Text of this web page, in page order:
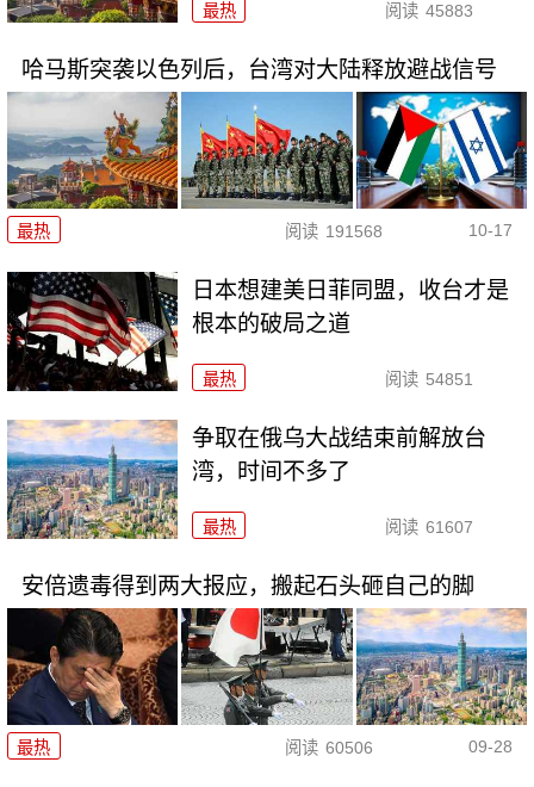
最热 阅读 45883
哈马斯突袭以色列后，台湾对大陆释放避战信号
最热 阅读 191568 10-17
日本想建美日菲同盟，收台才是
根本的破局之道
最热 阅读 54851
争取在俄乌大战结束前解放台
湾，时间不多了
最热 阅读 61607
安倍遗毒得到两大报应，搬起石头砸自己的脚
最热 阅读 60506 09-28